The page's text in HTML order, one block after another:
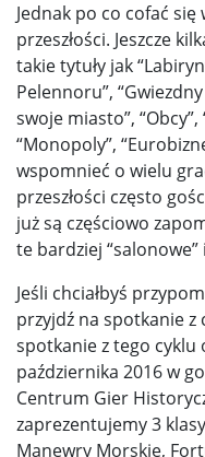
Jednak po co cofać się
przeszłości. Jeszcze
takie tytuły jak
Pelennoru”,
swoje miasto”,
“Monopoly”,
wspomnieć o wielu
przeszłości często
już są częściowo
te bardziej
Jeśli chciałbyś
przyjdź na spotkanie z
spotkanie z tego cyklu
października 2016 w
Centrum Gier
zaprezentujemy 3
Manewry Morskie,